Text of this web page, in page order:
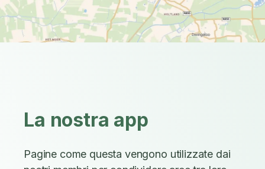
La nostra app
Pagine come questa vengono utilizzate dai